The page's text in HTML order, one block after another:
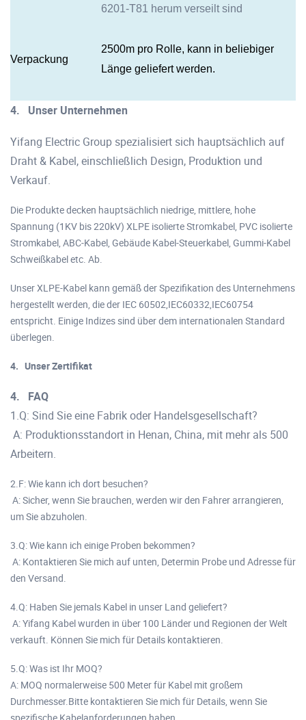
6201-T81 herum verseilt sind
Verpackung
2500m pro Rolle, kann in beliebiger
Länge geliefert werden.
4. Unser Unternehmen
Yifang Electric Group spezialisiert sich hauptsächlich auf
Draht & Kabel, einschließlich Design, Produktion und
Verkauf.
Die Produkte decken hauptsächlich niedrige, mittlere, hohe
Spannung (1KV bis 220kV) XLPE isolierte Stromkabel, PVC isolierte
Stromkabel, ABC-Kabel, Gebäude Kabel-Steuerkabel, Gummi-Kabel
Schweißkabel etc. Ab.
Unser XLPE-Kabel kann gemäß der Spezifikation des Unternehmens
hergestellt werden, die der IEC 60502,IEC60332,IEC60754
entspricht. Einige Indizes sind über dem internationalen Standard
überlegen.
4. Unser Zertifikat
4.
FAQ
1.Q: Sind Sie eine Fabrik oder Handelsgesellschaft?
A: Produktionsstandort in Henan, China, mit mehr als 500
Arbeitern.
2.F: Wie kann ich dort besuchen?
A: Sicher, wenn Sie brauchen, werden wir den Fahrer arrangieren,
um Sie abzuholen.
3.Q: Wie kann ich einige Proben bekommen?
A: Kontaktieren Sie mich auf unten, Determin Probe und Adresse für
den Versand.
4.Q: Haben Sie jemals Kabel in unser Land geliefert?
A: Yifang Kabel wurden in über 100 Länder und Regionen der Welt
verkauft. Können Sie mich für Details kontaktieren.
5.Q: Was ist Ihr MOQ?
A: MOQ normalerweise 500 Meter für Kabel mit großem
Durchmesser.Bitte kontaktieren Sie mich für Details, wenn Sie
spezifische Kabelanforderungen haben.